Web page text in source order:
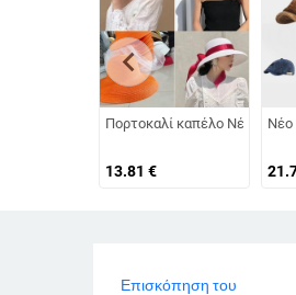
Πορτοκαλί καπέλο Νέο
13.81 €
Νέο
chevron_left
Επισκόπηση του